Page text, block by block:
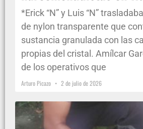
*Erick “N” y Luis “N”
de nylon transparente que
sustancia granulada con las
propias del cristal. Amílcar
de los operativos que
Arturo Picazo 2 de julio de 2026